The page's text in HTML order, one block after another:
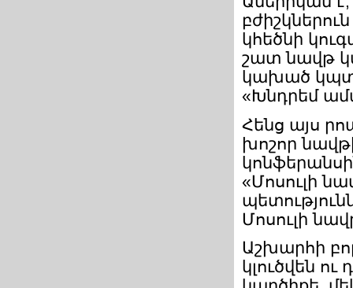
կհեծնի
շատ նավթ
կախած
«Խնդրեմ
Հենց այս
խոշոր
«Մոսուլի
Մոսուլի
Աշխարհի
կլուծվեն